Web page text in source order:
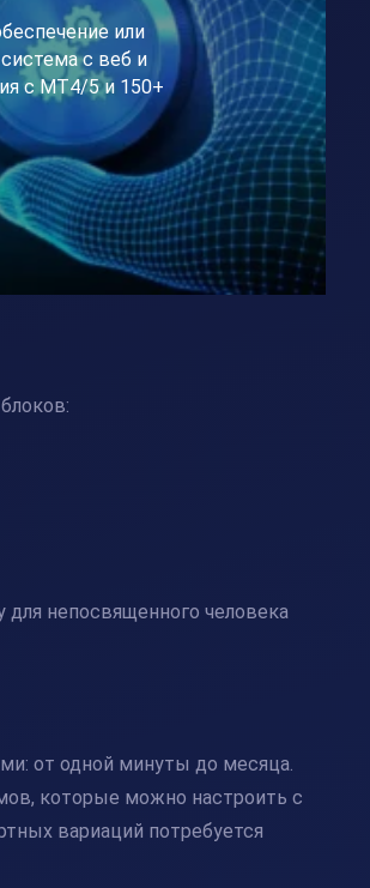
или
с веб и
с МТ4/5 и 150+
непосвященного человека
от одной минуты до месяца.
которые можно настроить с
вариаций потребуется